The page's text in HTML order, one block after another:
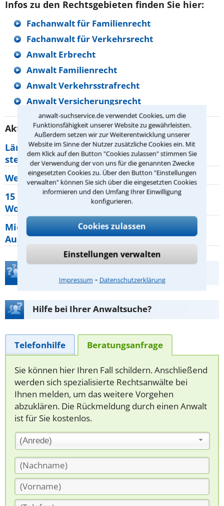
anwalt-suchservice.de verwendet Cookies, um die
Funktionsfähigkeit unserer Website zu gewährleisten.
Außerdem setzen wir zur Weiterentwicklung unserer
Website im Sinne der Nutzer zusätzliche Cookies ein. Mit
dem Klick auf den Button "Cookies zulassen" stimmen Sie
der Verwendung der von uns für die genannten Zwecke
eingesetzten Cookies zu. Über den Button "Einstellungen
verwalten" können Sie sich über die eingesetzten Cookies
informieren und den Umfang Ihrer Einwilligung
konfigurieren.
Cookies zulassen
Einstellungen verwalten
Impressum ⁃ Datenschutzerklärung
Infos zu den Rechtsgebieten finden Sie hier:
Fachanwalt für Familienrecht
Fachanwalt für Verkehrsrecht
Anwalt Erbrecht
Anwalt Familienrecht
Anwalt Verkehrsstrafrecht
Anwalt Versicherungsrecht
Aktuelle Rechtstipps unserer Redaktion
Lärm von den Nachbarn: Welche Rechte
stehen mir zu?
Wer muss Zweitwohnungssteuer zahlen?
15 elementare Rechte, die jeder
Wohnungseigentümer kennen sollte
Mietpreisbremse 2026: Alle Regeln,
Ausnahmen und Rechte für Mieter
Hilfe bei Ihrer Anwaltsuche?
Telefonhilfe Beratungsanfrage
Sie können hier Ihren Fall schildern. Anschließend
werden sich spezialisierte Rechtsanwälte bei
Ihnen melden, um das weitere Vorgehen
abzuklären. Die Rückmeldung durch einen Anwalt
ist für Sie kostenlos.
(Anrede)